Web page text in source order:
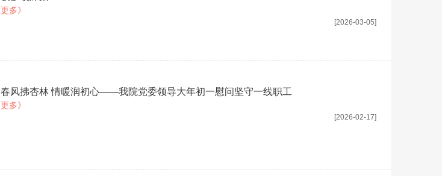
更多》
[2026-03-05]
春风拂杏林 情暖润初心——我院党委领导大年初一慰问坚守一线职工
更多》
[2026-02-17]